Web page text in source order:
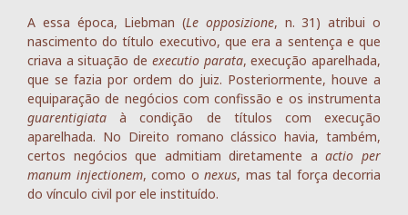
A essa época, Liebman (Le opposizione, n. 31) atribui o
nascimento do título executivo, que era a sentença e que
criava a situação de executio parata, execução aparelhada,
que se fazia por ordem do juiz. Posteriormente, houve a
equiparação de negócios com confissão e os instrumenta
guarentigiata à condição de títulos com execução
aparelhada. No Direito romano clássico havia, também,
certos negócios que admitiam diretamente aactio per
manum injectionem, como o nexus, mas tal força decorria
do vínculo civil por ele instituído.